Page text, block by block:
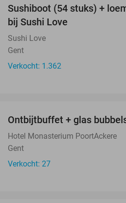
Sushiboot (54 stuks) +
bij Sushi Love
Sushi Love
Gent
Verkocht: 1.362
Ontbijtbuffet + glas
Hotel Monasterium PoortAckere
Gent
Verkocht: 27